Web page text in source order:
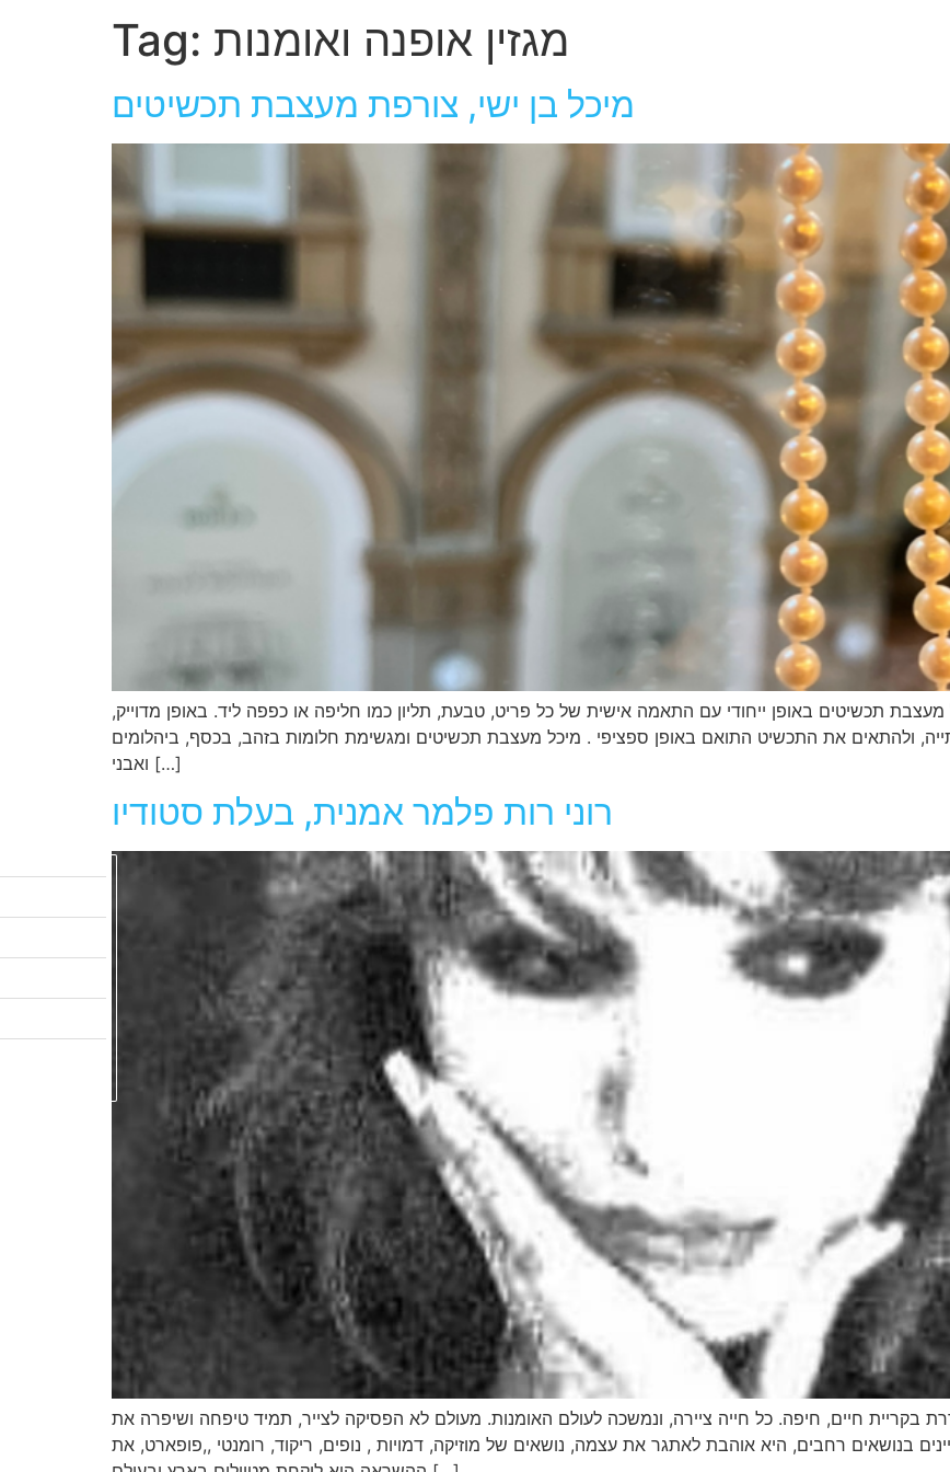
לקטלוג המבצעים
שיעורי ציור
לגלריות שלי
אודות
צרו קשר
Tag: מגזין אופנה ואומנות
מיכל בן ישי, צורפת מעצבת תכשיטים
תכשיטים באופן ייחודי עם התאמה אישית של כל פריט, טבעת, תליון כמו חליפה או כפפה ליד. באופן מדוייק,
ולהתאים את התכשיט התואם באופן ספציפי . מיכל מעצבת תכשיטים ומגשימת חלומות בזהב, בכסף, ביהלומים
ואבני […]
רוני רות פלמר אמנית, בעלת סטודיו
בקריית חיים, חיפה. כל חייה ציירה, ונמשכה לעולם האומנות. מעולם לא הפסיקה לצייר, תמיד טיפחה ושיפרה את
בנושאים רחבים, היא אוהבת לאתגר את עצמה, נושאים של מוזיקה, דמויות , נופים, ריקוד, רומנטי ,,פופארט, את